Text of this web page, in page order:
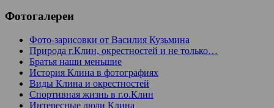
Фотогалереи
Фото-зарисовки от Василия Кузьмина
Природа г.Клин, окрестностей и не только…
Братья наши меньшие
История Клина в фотографиях
Виды Клина и окрестностей
Спортивная жизнь в г.о.Клин
Интересные люди Клина